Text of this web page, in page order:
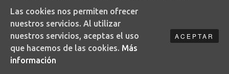
sentido a frases como «poner la mesa» o
comprender los modos de conservar la
comida.
Las cookies nos permiten ofrecer
nuestros servicios. Al utilizar
nuestros servicios, aceptas el uso
que hacemos de las cookies. Más
información
ACEPTAR